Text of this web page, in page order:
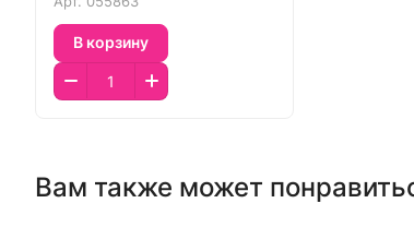
В корзину
Вам также может